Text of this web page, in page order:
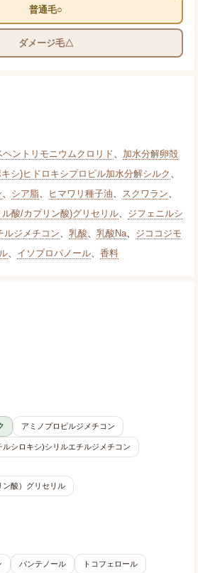
普通毛○
ダメージ毛△
ヘントリモニウムクロリド、 加水分解卵殻
シ)ヒドロキシプロピル加水分解シルク、
、 シア脂、 ヒマワリ種子油、 スクワラン、
ル酸/カプリン酸)グリセリル、 ジフェニルシ
ルジメチコン、 乳酸、 乳酸Na、 ジココジモ
、 イソプロパノール、 香料
アミノプロピルジメチコン
シロキシ)シリルエチルジメチコン
ン酸）グリセリル
パンテノール
トコフェロール